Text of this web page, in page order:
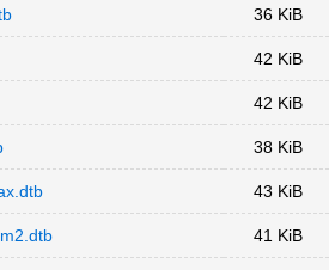
36 KiB
42 KiB
42 KiB
38 KiB
43 KiB
41 KiB